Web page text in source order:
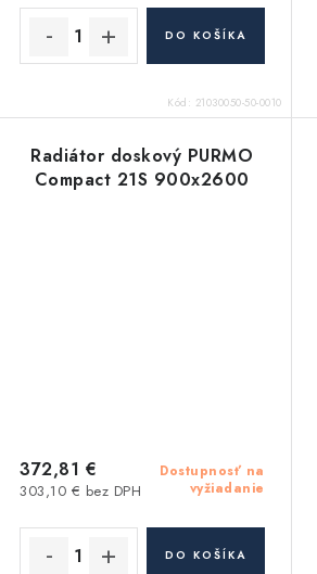
DO KOŠÍKA
Kód: 21030050-50-0010
Radiátor doskový PURMO
Compact 21S 900x2600
Dostupnosť na
vyžiadanie
303,10 € bez DPH
372,81 €
DO KOŠÍKA